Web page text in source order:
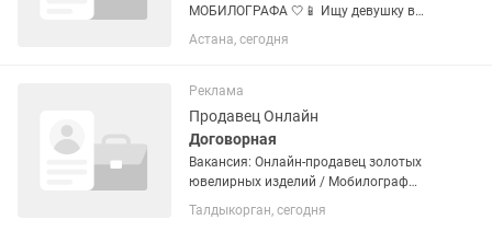
МОБИЛОГРАФА 🤍📱 Ищу девушку в
качестве личного ассистента и
мобилографа в одном лице. Мне нужен
и организованный человек, который
умеет быть...
Астана, сегодня
Реклама
Продавец Онлайн
Договорная
Вакансия: Онлайн-продавец золотых
ювелирных изделий / Мобилограф
Ищем девушку, которая любит
украшения, умеет красиво снимать на
Талдыкорган, сегодня